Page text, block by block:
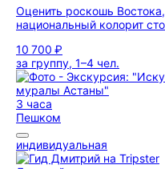
Оценить роскошь
национальный колорит
10 700 ₽
за группу, 1–4 чел.
3 часа
Пешком
индивидуальная